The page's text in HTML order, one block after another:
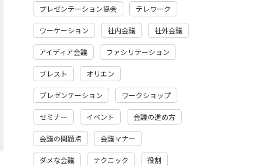
プレゼンテーション協会 テレワーク
ワーケーション 社内会議 社外会議
アイディア会議 ファシリテーション
ブレスト オリエン
プレゼンテーション ワークショップ
セミナー イベント 会議の進め方
会議の問題点 会議マナー
ダメな会議 テクニック 役割